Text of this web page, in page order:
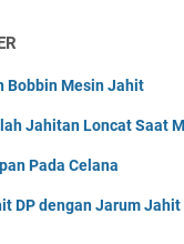
Bobbin Mesin Jahit
Jahitan Loncat Saat
Pada Celana
DP dengan Jarum Jahit